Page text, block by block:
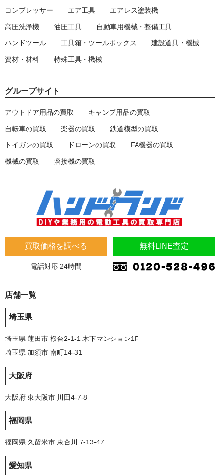
買取価格を調べる 無料LINE査定
電話対応 24時間
店舗一覧
埼玉県
埼玉県 蓮田市 桜台2-1-1 木下マンション1F
埼玉県 加須市 南町14-31
大阪府
大阪府 東大阪市 川田4-7-8
福岡県
福岡県 久留米市 東合川 7-13-47
愛知県
コンプレッサー エア工具 エアレス塗装機
高圧洗浄機 油圧工具 自動車用機械・整備工具
ハンドツール 工具箱・ツールボックス 建設道具・機械
資材・材料 特殊工具・機械
グループサイト
アウトドア用品の買取 キャンプ用品の買取
自転車の買取 楽器の買取 鉄道模型の買取
トイガンの買取 ドローンの買取 FA機器の買取
機械の買取 溶接機の買取